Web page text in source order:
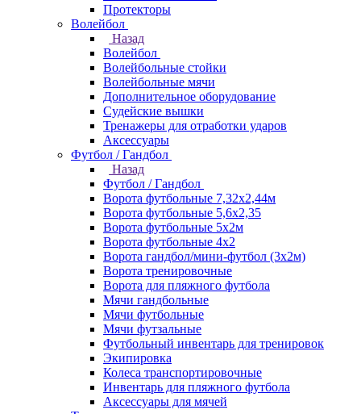
Протекторы
Волейбол
Назад
Волейбол
Волейбольные стойки
Волейбольные мячи
Дополнительное оборудование
Судейские вышки
Тренажеры для отработки ударов
Аксессуары
Футбол / Гандбол
Назад
Футбол / Гандбол
Ворота футбольные 7,32х2,44м
Ворота футбольные 5,6х2,35
Ворота футбольные 5х2м
Ворота футбольные 4х2
Ворота гандбол/мини-футбол (3х2м)
Ворота тренировочные
Ворота для пляжного футбола
Мячи гандбольные
Мячи футбольные
Мячи футзальные
Футбольный инвентарь для тренировок
Экипировка
Колеса транспортировочные
Инвентарь для пляжного футбола
Аксессуары для мячей